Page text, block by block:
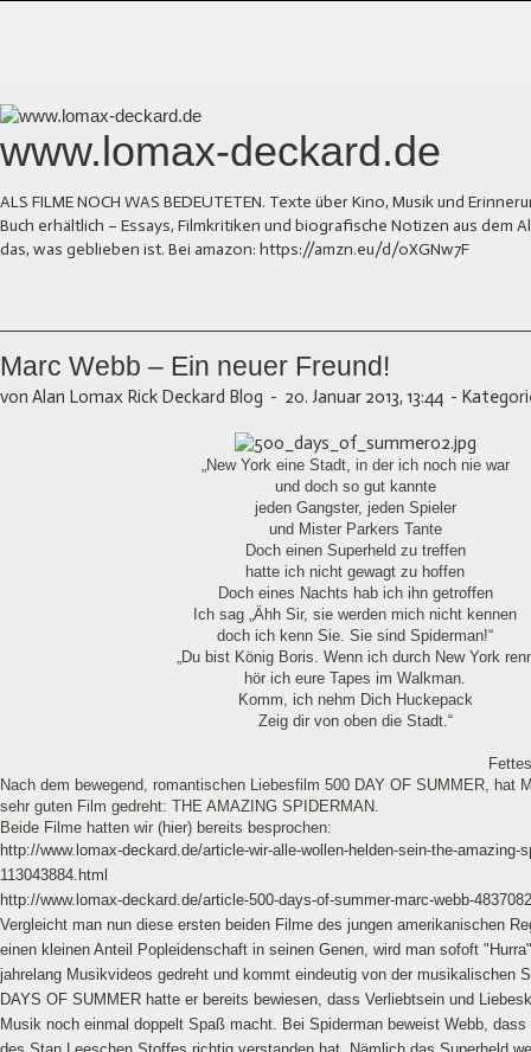
www.lomax-deckard.de
ALS FILME NOCH WAS BEDEUTETEN. Texte über Kino, Musik und
Buch erhältlich – Essays, Filmkritiken und biografische Notizen aus dem
das, was geblieben ist. Bei amazon: https://amzn.eu/d/0XGNw7F
Marc Webb – Ein neuer Freund!
von Alan Lomax Rick Deckard Blog - 20. Januar 2013, 13:44 -
„New York eine Stadt, in der ich noch nie war
und doch so gut kannte
jeden Gangster, jeden Spieler
und Mister Parkers Tante
Doch einen Superheld zu treffen
hatte ich nicht gewagt zu hoffen
Doch eines Nachts hab ich ihn getroffen
Ich sag „Ähh Sir, sie werden mich nicht kennen
doch ich kenn Sie. Sie sind Spiderman!“
„Du bist König Boris. Wenn ich durch New York
hör ich eure Tapes im Walkman.
Komm, ich nehm Dich Huckepack
Zeig dir von oben die Stadt.“
Nach dem bewegend, romantischen Liebesfilm 500 DAY OF SUMMER, hat
sehr guten Film gedreht: THE AMAZING SPIDERMAN.
Beide Filme hatten wir (hier) bereits besprochen:
http://www.lomax-deckard.de/article-wir-alle-wollen-helden-sein-the-amazing-
113043884.html
http://www.lomax-deckard.de/article-500-days-of-summer-marc-webb-
Vergleicht man nun diese ersten beiden Filme des jungen amerikanischen
einen kleinen Anteil Popleidenschaft in seinen Genen, wird man sofoft
jahrelang Musikvideos gedreht und kommt eindeutig von der musikalischen
DAYS OF SUMMER hatte er bereits bewiesen, dass Verliebtsein und
Musik noch einmal doppelt Spaß macht. Bei Spiderman beweist Webb,